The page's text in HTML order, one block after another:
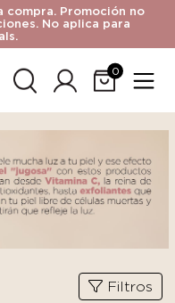
Promoción no
No aplica para
0
Filtros